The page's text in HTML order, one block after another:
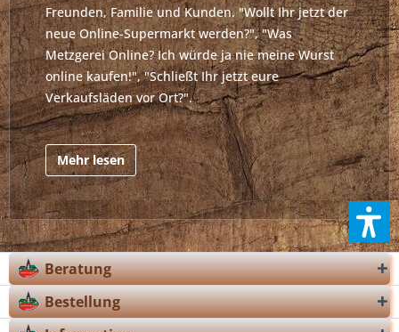
Freunden, Familie und Kunden. "Wollt Ihr jetzt der
neue Online-Supermarkt werden?", "Was
Metzgerei Online? Ich würde ja nie meine Wurst
online kaufen!", "Schließt Ihr jetzt eure
Verkaufsläden vor Ort?".
Mehr lesen
Beratung
Bestellung